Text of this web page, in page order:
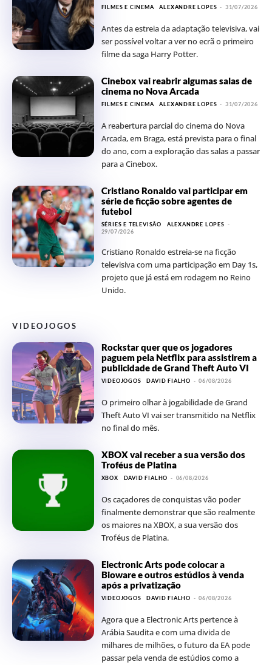
FILMES E CINEMA ALEXANDRE LOPES - 31/07/2026
Antes da estreia da adaptação televisiva, vai
ser possível voltar a ver no ecrã o primeiro
filme da saga Harry Potter.
Cinebox vai reabrir algumas salas de
cinema no Nova Arcada
FILMES E CINEMA ALEXANDRE LOPES - 31/07/2026
A reabertura parcial do cinema do Nova
Arcada, em Braga, está prevista para o final
do ano, com a exploração das salas a passar
para a Cinebox.
Cristiano Ronaldo vai participar em
série de ficção sobre agentes de
futebol
SÉRIES E TELEVISÃO ALEXANDRE LOPES -
29/07/2026
Cristiano Ronaldo estreia-se na ficção
televisiva com uma participação em Day 1s,
projeto que já está em rodagem no Reino
Unido.
VIDEOJOGOS
Rockstar quer que os jogadores
paguem pela Netflix para assistirem a
publicidade de Grand Theft Auto VI
VIDEOJOGOS DAVID FIALHO - 06/08/2026
O primeiro olhar à jogabilidade de Grand
Theft Auto VI vai ser transmitido na Netflix
no final do mês.
XBOX vai receber a sua versão dos
Troféus de Platina
XBOX DAVID FIALHO - 06/08/2026
Os caçadores de conquistas vão poder
finalmente demonstrar que são realmente
os maiores na XBOX, a sua versão dos
Troféus de Platina.
Electronic Arts pode colocar a
Bioware e outros estúdios à venda
após a privatização
VIDEOJOGOS DAVID FIALHO - 06/08/2026
Agora que a Electronic Arts pertence à
Arábia Saudita e com uma divida de
milhares de milhões, o futuro da EA pode
passar pela venda de estúdios como a